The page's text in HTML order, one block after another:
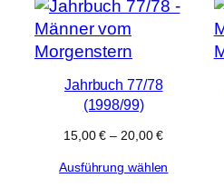
Jahrbuch 77/78
(1998/99)
15,00€ – 20,00€
Ausführung wählen